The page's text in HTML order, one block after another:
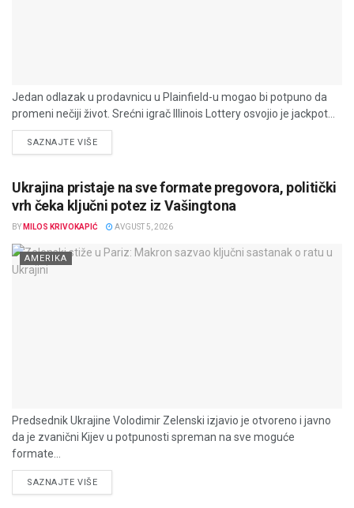
Jedan odlazak u prodavnicu u Plainfield-u mogao bi potpuno da
promeni nečiji život. Srećni igrač Illinois Lottery osvojio je jackpot...
SAZNAJTE VIŠEDETAILS
Ukrajina pristaje na sve formate pregovora, politički
vrh čeka ključni potez iz Vašingtona
BY MILOS KRIVOKAPIĆ AVGUST 5, 2026
AMERIKA
Predsednik Ukrajine Volodimir Zelenski izjavio je otvoreno i javno
da je zvanični Kijev u potpunosti spreman na sve moguće
formate...
SAZNAJTE VIŠEDETAILS